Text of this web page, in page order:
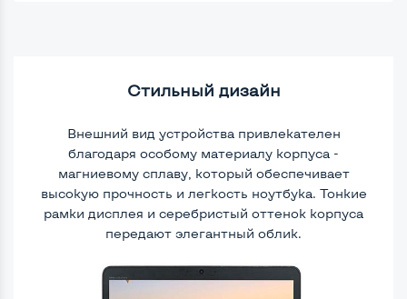
Стильный дизайн
Внешний вид устройства привлекателен
благодаря особому материалу корпуса -
магниевому сплаву, который обеспечивает
высокую прочность и легкость ноутбука. Тонкие
рамки дисплея и серебристый оттенок корпуса
передают элегантный облик.